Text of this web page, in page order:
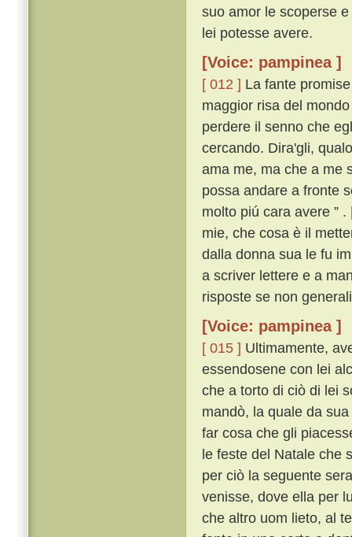
suo amor le scoperse
lei potesse avere.
[Voice: pampinea ]
[ 012 ] La fante
maggior risa del
perdere il senno che
cercando. Dira'gli,
ama me, ma che a me
possa andare a fronte
molto piú cara avere ” .
mie, che cosa è il
dalla donna sua le fu
a scriver lettere e a
risposte se non
[Voice: pampinea ]
[ 015 ] Ultimamente,
essendosene con lei
che a torto di ciò di lei
mandò, la quale da
far cosa che gli
le feste del Natale che
per ciò la seguente
venisse, dove ella per
che altro uom lieto, al